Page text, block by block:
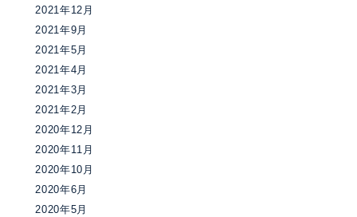
2021年12月
2021年9月
2021年5月
2021年4月
2021年3月
2021年2月
2020年12月
2020年11月
2020年10月
2020年6月
2020年5月